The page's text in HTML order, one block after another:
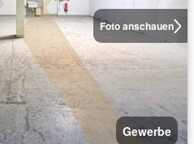
Foto anschauen
Gewerbe